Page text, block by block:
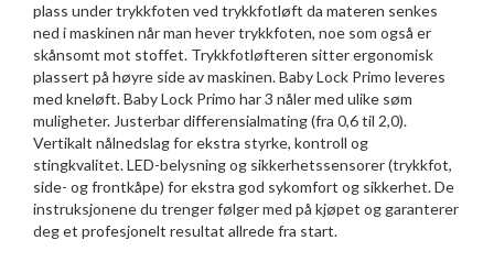
plass under trykkfoten ved trykkfotløft da materen senkes
ned i maskinen når man hever trykkfoten, noe som også er
skånsomt mot stoffet. Trykkfotløfteren sitter ergonomisk
plassert på høyre side av maskinen. Baby Lock Primo leveres
med kneløft. Baby Lock Primo har 3 nåler med ulike søm
muligheter. Justerbar differensialmating (fra 0,6 til 2,0).
Vertikalt nålnedslag for ekstra styrke, kontroll og
stingkvalitet. LED-belysning og sikkerhetssensorer (trykkfot,
side- og frontkåpe) for ekstra god sykomfort og sikkerhet. De
instruksjonene du trenger følger med på kjøpet og garanterer
deg et profesjonelt resultat allrede fra start.